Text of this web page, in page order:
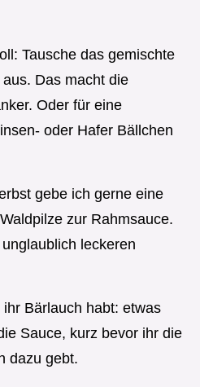
Tausche das gemischte
Das macht die
Oder für eine
oder Hafer Bällchen
gebe ich gerne eine
zur Rahmsauce.
leckeren
Bärlauch habt: etwas
Sauce, kurz bevor ihr die
dazu gebt.